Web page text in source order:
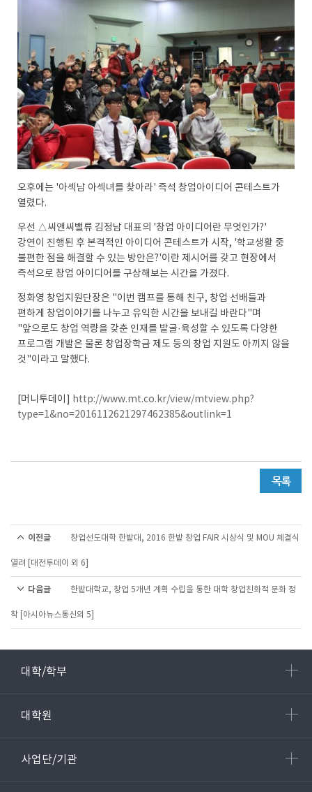
오후에는 '아섹남 아섹녀를 찾아라' 즉석 창업아이디어 콘테스트가
열렸다.
우선 △씨앤씨밸류 김정남 대표의 '창업 아이디어란 무엇인가?'
강연이 진행된 후 본격적인 아이디어 콘테스트가 시작, '학교생활 중
불편한 점을 해결할 수 있는 방안은?'이란 제시어를 갖고 현장에서
즉석으로 창업 아이디어를 구상해보는 시간을 가졌다.
정화영 창업지원단장은 "이번 캠프를 통해 친구, 창업 선배들과
편하게 창업이야기를 나누고 유익한 시간을 보내길 바란다"며
"앞으로도 창업 역량을 갖춘 인재를 발굴·육성할 수 있도록 다양한
프로그램 개발은 물론 창업장학금 제도 등의 창업 지원도 아끼지 않을
것"이라고 말했다.
[머니투데이] http://www.mt.co.kr/view/mtview.php?
type=1&no=2016112621297462385&outlink=1
이전글 창업선도대학 한밭대, 2016 한밭 창업 FAIR 시상식 및 MOU 체결식
열려 [대전투데이 외 6]
다음글 한밭대학교, 창업 5개년 계획 수립을 통한 대학 창업친화적 문화 정
착 [아시아뉴스통신외 5]
대학/학부
대학원
사업단/기관